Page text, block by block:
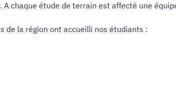
A chaque étude de terrain est affecté une
de la région ont accueilli nos étudiants :